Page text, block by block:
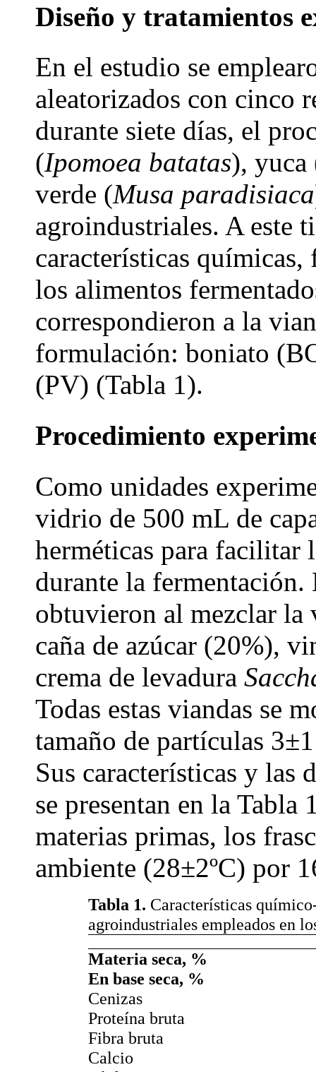
Diseño y tratamientos
En el estudio se
aleatorizados con cinco
durante siete días, el
(Ipomoea batatas), yuca
verde (Musa paradisiaca
agroindustriales. A este
características
los alimentos
correspondieron a la
formulación: boniato
(PV) (Tabla 1).
Procedimiento
Como unidades
vidrio de 500 mL de
herméticas para facilitar
durante la fermentación.
obtuvieron al mezclar
caña de azúcar (20%),
crema de levadura
Todas estas viandas se
tamaño de partículas
Sus características y las
se presentan en la Tabla
materias primas, los
ambiente (28±2ºC) por
Tabla 1. Características
agroindustriales empleados en
Materia seca, %
En base seca, %
Cenizas
Proteína bruta
Fibra bruta
Calcio